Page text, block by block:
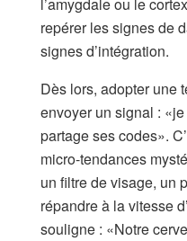
l’amygdale ou le
repérer les signes de
signes d’intégration.
Dès lors, adopter une
envoyer un signal :
partage ses codes».
micro-tendances
un filtre de visage, un
répandre à la vitesse
souligne : «Notre